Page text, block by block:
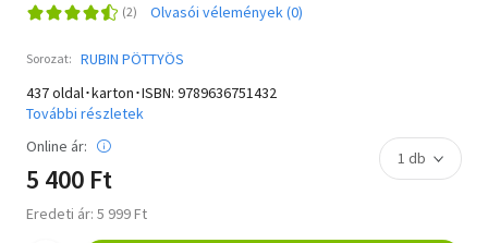
Olvasói vélemények (0)
Sorozat: RUBIN PÖTTYÖS
437 oldal･karton･ISBN: 9789636751432
További részletek
Online ár:
5 400 Ft
Eredeti ár: 5 999 Ft